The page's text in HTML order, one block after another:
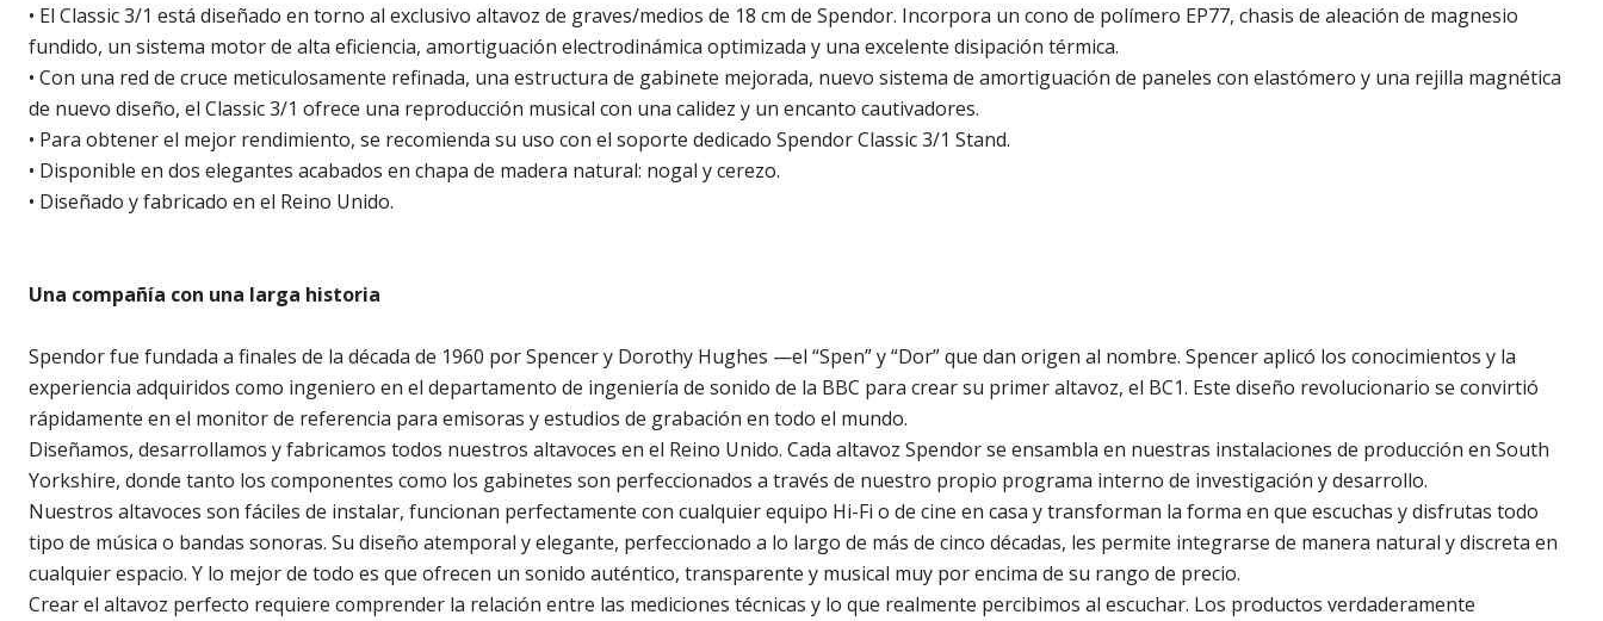
• El Classic 3/1 está diseñado en torno al exclusivo altavoz de graves/medios de 18 cm de Spendor. Incorpora un cono de polímero EP77, chasis de aleación de magnesio
fundido, un sistema motor de alta eficiencia, amortiguación electrodinámica optimizada y una excelente disipación térmica.
• Con una red de cruce meticulosamente refinada, una estructura de gabinete mejorada, nuevo sistema de amortiguación de paneles con elastómero y una rejilla magnética
de nuevo diseño, el Classic 3/1 ofrece una reproducción musical con una calidez y un encanto cautivadores.
• Para obtener el mejor rendimiento, se recomienda su uso con el soporte dedicado Spendor Classic 3/1 Stand.
• Disponible en dos elegantes acabados en chapa de madera natural: nogal y cerezo.
• Diseñado y fabricado en el Reino Unido.
Una compañía con una larga historia
Spendor fue fundada a finales de la década de 1960 por Spencer y Dorothy Hughes —el “Spen” y “Dor” que dan origen al nombre. Spencer aplicó los conocimientos y la
experiencia adquiridos como ingeniero en el departamento de ingeniería de sonido de la BBC para crear su primer altavoz, el BC1. Este diseño revolucionario se convirtió
rápidamente en el monitor de referencia para emisoras y estudios de grabación en todo el mundo.
Diseñamos, desarrollamos y fabricamos todos nuestros altavoces en el Reino Unido. Cada altavoz Spendor se ensambla en nuestras instalaciones de producción en South
Yorkshire, donde tanto los componentes como los gabinetes son perfeccionados a través de nuestro propio programa interno de investigación y desarrollo.
Nuestros altavoces son fáciles de instalar, funcionan perfectamente con cualquier equipo Hi-Fi o de cine en casa y transforman la forma en que escuchas y disfrutas todo
tipo de música o bandas sonoras. Su diseño atemporal y elegante, perfeccionado a lo largo de más de cinco décadas, les permite integrarse de manera natural y discreta en
cualquier espacio. Y lo mejor de todo es que ofrecen un sonido auténtico, transparente y musical muy por encima de su rango de precio.
Crear el altavoz perfecto requiere comprender la relación entre las mediciones técnicas y lo que realmente percibimos al escuchar. Los productos verdaderamente